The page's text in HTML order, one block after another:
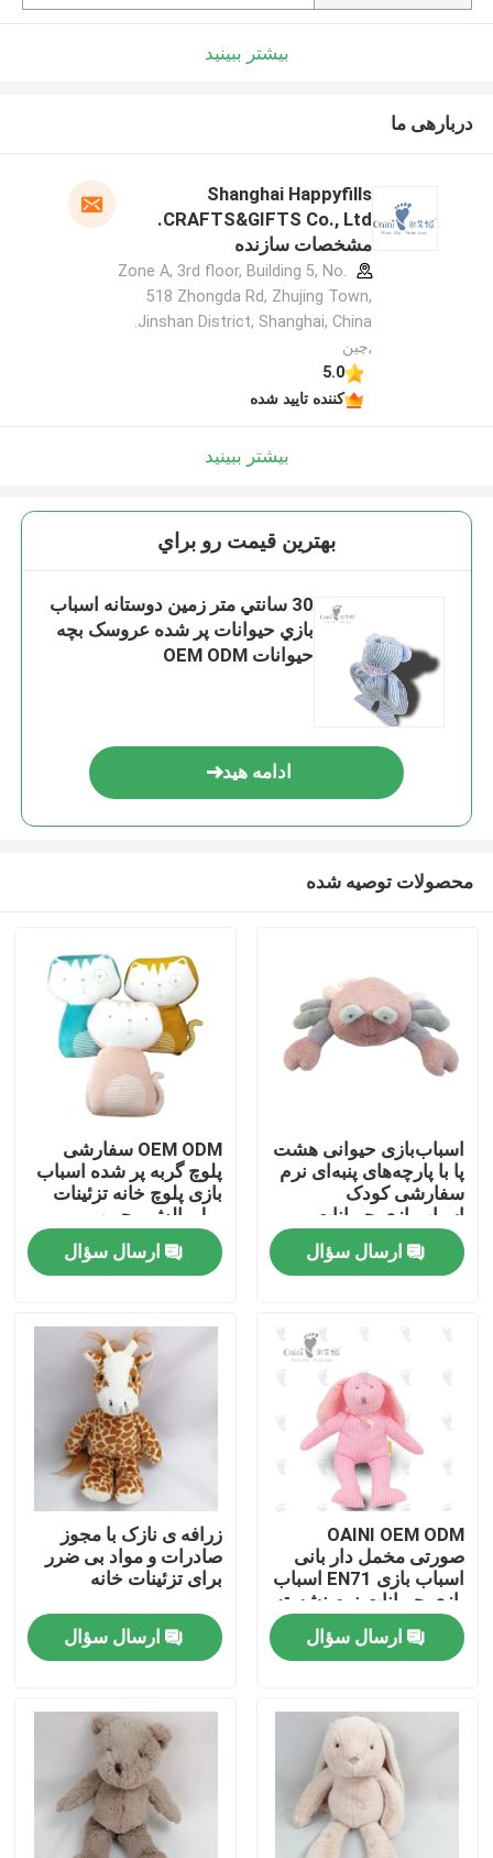
صفحه اصلی
درباره ما
تور کارخانه
کنترل کیفیت
با ما تماس بگیرید
اخبار
درخواست نقل قول
اسباب بازی مخمل دار نرم
بیشتر ببینید
دربارهی ما
Shanghai Happyfills
CRAFTS&GIFTS Co., Ltd.
مشخصات سازنده
Zone A, 3rd floor, Building 5, No.
518 Zhongda Rd, Zhujing Town,
,چین
5.0
کننده تایید شده
بیشتر ببینید
بهترين قيمت رو براي
30 سانتي متر زمين دوستانه اسباب
بازي حيوانات پر شده عروسک بچه
حيوانات OEM ODM
ادامه هید
محصولات توصیه شده
اسباب‌بازی حیوانی هشت
پا با پارچه‌های پنبه‌ای نرم
سفارشی کودک
اسباب‌بازی حیوانات
خرچنگ مخمل‌دار چند
رنگ
ارسال سؤال
OEM ODM سفارشی
پلوچ گربه پر شده اسباب
بازی پلوچ خانه تزئینات
مبل بالش محبوب پر
شده سوپر نرم اسباب
بازی حیواناتارسال سؤال
OAINI OEM ODM
صورتی مخمل دار بانی
اسباب بازی EN71 اسباب
بازی حیوانات نرم نشسته
دوست داشتنی اسباب
بازی خرگوش نرم در
آغوش گرفتن
ارسال سؤال
زرافه ی نازک با مجوز
صادرات و مواد بی ضرر
برای تزئینات خانه
ارسال سؤال